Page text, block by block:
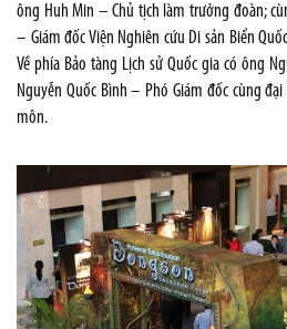
ông Huh Min – Chủ tịch làm trưởng đoàn;
– Giám đốc Viện Nghiên cứu Di sản Biển
Về phía Bảo tàng Lịch sử Quốc gia có ông
Nguyễn Quốc Bình – Phó Giám đốc cùng
môn.